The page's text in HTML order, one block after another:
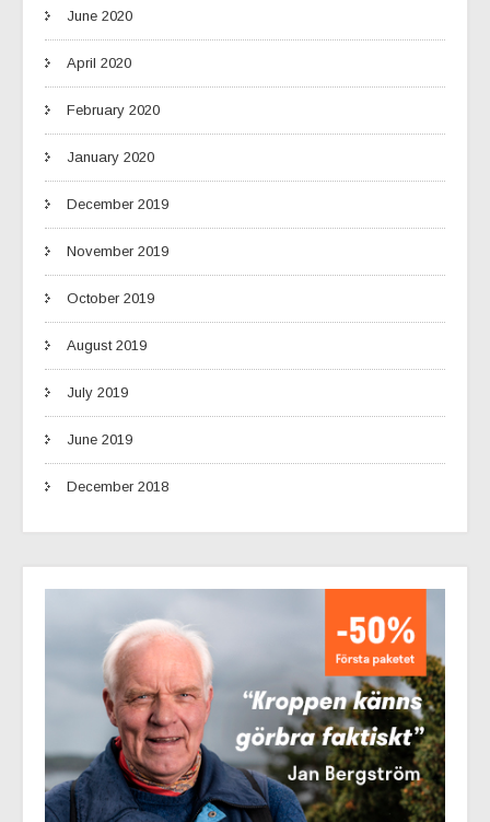
June 2020
April 2020
February 2020
January 2020
December 2019
November 2019
October 2019
August 2019
July 2019
June 2019
December 2018